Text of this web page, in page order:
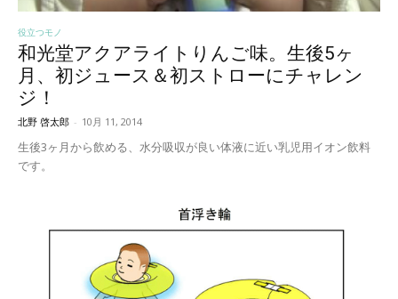
役立つモノ
和光堂アクアライトりんご味。生後5ヶ
月、初ジュース＆初ストローにチャレン
ジ！
北野 啓太郎 - 10月 11, 2014
生後3ヶ月から飲める、水分吸収が良い体液に近い乳児用イオン飲料
です。